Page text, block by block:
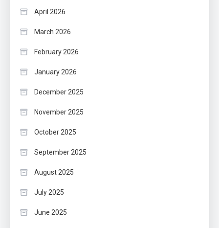
April 2026
March 2026
February 2026
January 2026
December 2025
November 2025
October 2025
September 2025
August 2025
July 2025
June 2025